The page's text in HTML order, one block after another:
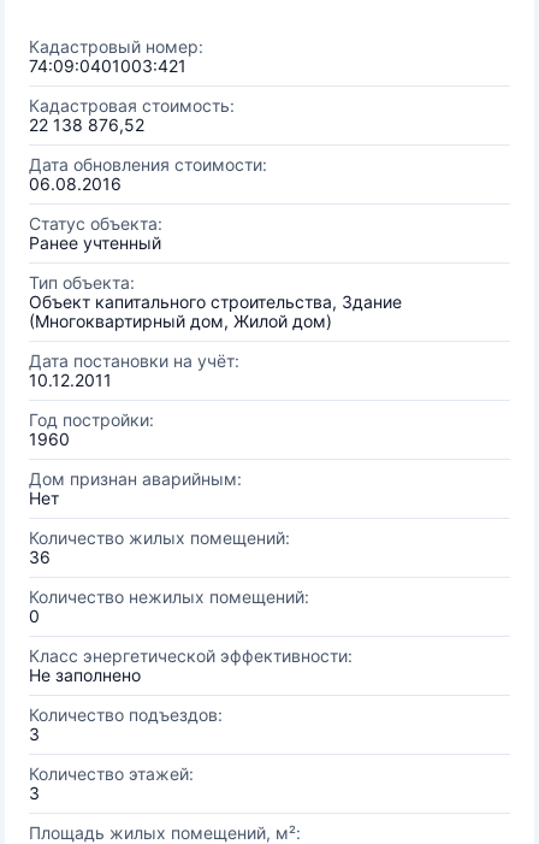
Кадастровый номер:
74:09:0401003:421
Кадастровая стоимость:
22 138 876,52
Дата обновления стоимости:
06.08.2016
Статус объекта:
Ранее учтенный
Тип объекта:
Объект капитального строительства, Здание
(Многоквартирный дом, Жилой дом)
Дата постановки на учёт:
10.12.2011
Год постройки:
1960
Дом признан аварийным:
Нет
Количество жилых помещений:
36
Количество нежилых помещений:
0
Класс энергетической эффективности:
Не заполнено
Количество подъездов:
3
Количество этажей:
3
Площадь жилых помещений, м²: